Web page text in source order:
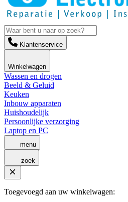
Klantenservice
Winkelwagen
Wassen en drogen
Beeld & Geluid
Keuken
Inbouw apparaten
Huishoudelijk
Persoonlijke verzorging
Laptop en PC
menu
zoek
Toegevoegd aan uw winkelwagen: